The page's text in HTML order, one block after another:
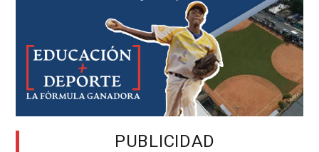
PUBLICIDAD